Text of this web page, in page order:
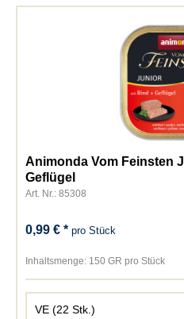
Animonda Vom Feinsten
Geflügel
Art. Nr.: 85308
0,99 € *pro Stück
Inhaltsmenge: 150 GR pro Stück